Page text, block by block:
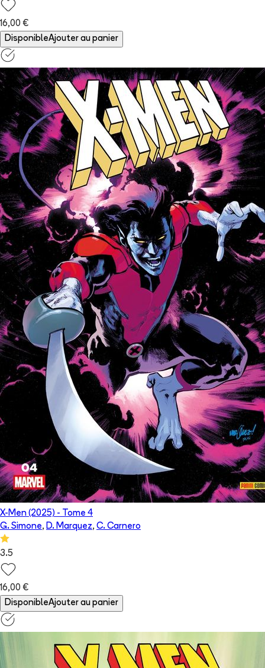
16,00 €
DisponibleAjouter au panier
X-Men (2025) - Tome 4
G. Simone, D. Marquez, C. Carnero
3.5
16,00 €
DisponibleAjouter au panier